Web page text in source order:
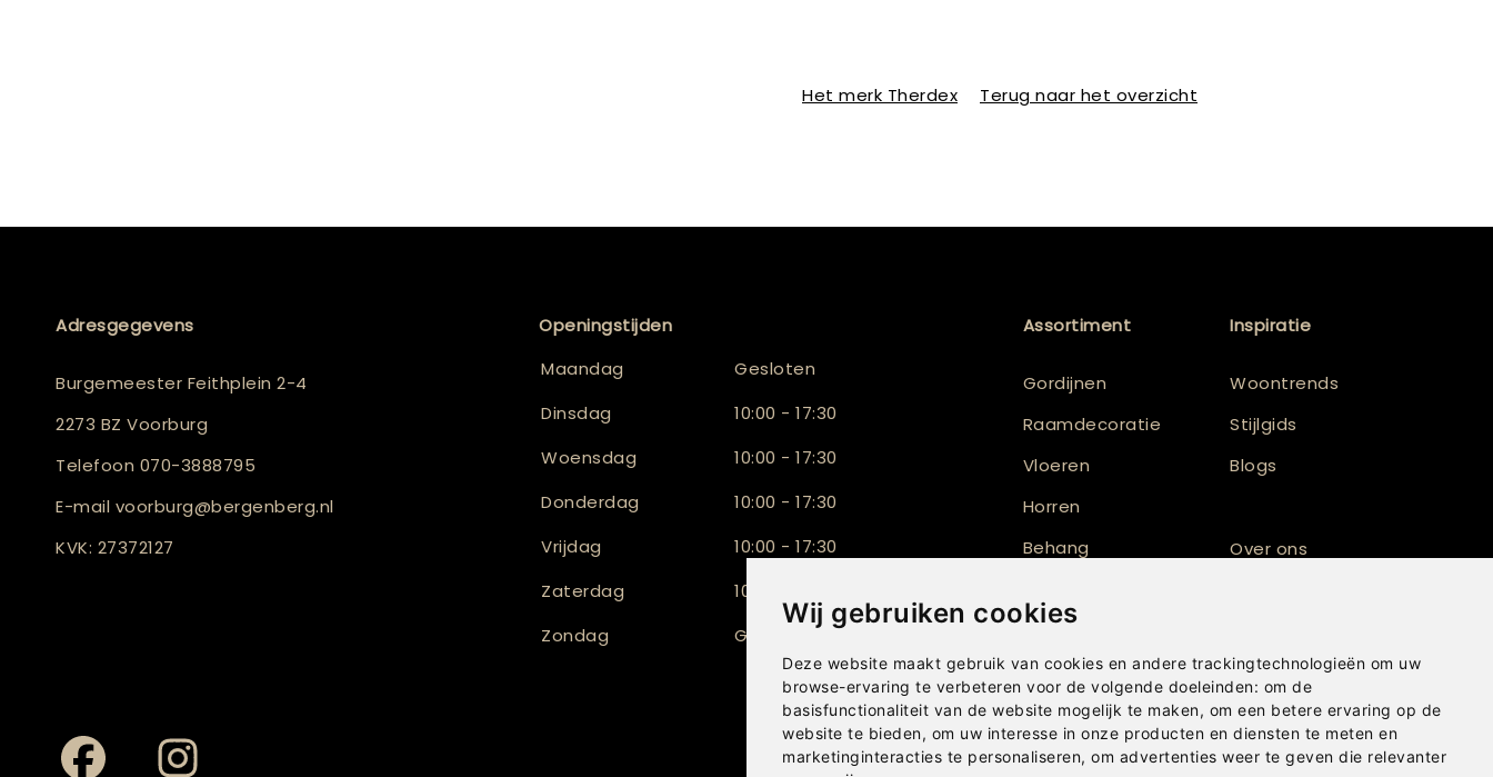
Wij gebruiken cookies
Deze website maakt gebruik van cookies en andere trackingtechnologieën om uw
browse-ervaring te verbeteren voor de volgende doeleinden: om de
basisfunctionaliteit van de website mogelijk te maken, om een betere ervaring op de
website te bieden, om uw interesse in onze producten en diensten te meten en
marketinginteracties te personaliseren, om advertenties weer te geven die relevanter
Het merk Therdex Terug naar het overzicht
Adresgegevens
Burgemeester Feithplein 2-4
2273 BZ Voorburg
Telefoon 070-3888795
E-mail voorburg@bergenberg.nl
KVK: 27372127
Openingstijden
Maandag
Gesloten
Dinsdag
10:00 - 17:30
Woensdag
10:00 - 17:30
Donderdag
10:00 - 17:30
Vrijdag
10:00 - 17:30
Zaterdag
10:00 - 16:30
Zondag
Gesloten
Assortiment
Gordijnen
Raamdecoratie
Vloeren
Horren
Behang
Shutters
Inspiratie
Woontrends
Stijlgids
Blogs
Over ons